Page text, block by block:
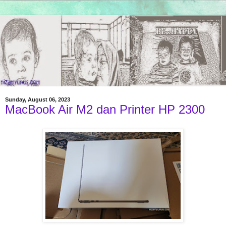
Sunday, August 06, 2023
MacBook Air M2 dan Printer HP 2300